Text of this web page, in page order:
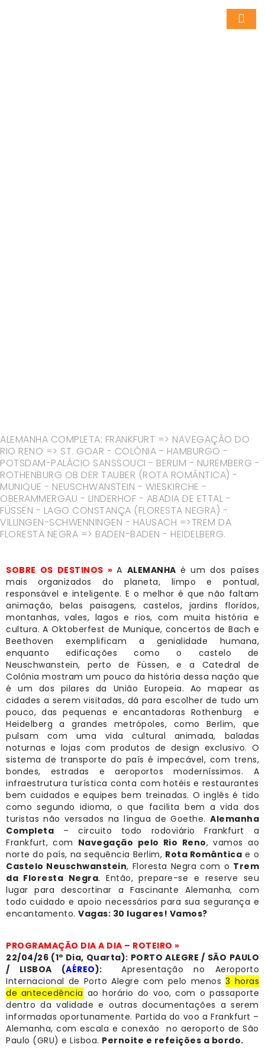
ALEMANHA COMPLETA: FRANKFURT => NAVEGAÇÃO DO
RIO RENO => ST. GOAR - COLÔNIA - HAMBURGO -
POTSDAM-PALÁCIO SANSSOUCI - BERLIM - NUREMBERG -
ROTHENBURG OB DER TAUBER (ROTA ROMÂNTICA) -
MUNIQUE - NEUSCHWANSTEIN - WIESKIRCHE -
OBERAMMERGAU - LINDERHOF - ABADIA DE ETTAL -
FÜSSEN - LAGO CONSTANÇA (FLORESTA NEGRA) -
VILLINGEN-SCHWENNINGEN - HAUSACH =>TREM DA
FLORESTA NEGRA => BADEN-BADEN - HEIDELBERG.
SOBRE OS DESTINOS » A ALEMANHA é um dos países
mais organizados do planeta, limpo e pontual,
responsável e inteligente. E o melhor é que não faltam
animação, belas paisagens, castelos, jardins floridos,
montanhas, vales, lagos e rios, com muita história e
cultura. A Oktoberfest de Munique, concertos de Bach e
Beethoven exemplificam a genialidade humana,
enquanto edificações como o castelo de
Neuschwanstein, perto de Füssen, e a Catedral de
Colônia mostram um pouco da história dessa nação que
é um dos pilares da União Europeia. Ao mapear as
cidades a serem visitadas, dá para escolher de tudo um
pouco, das pequenas e encantadoras Rothenburg e
Heidelberg a grandes metrópoles, como Berlim, que
pulsam com uma vida cultural animada, baladas
noturnas e lojas com produtos de design exclusivo. O
sistema de transporte do país é impecável, com trens,
bondes, estradas e aeroportos moderníssimos. A
infraestrutura turística conta com hotéis e restaurantes
bem cuidados e equipes bem treinadas. O inglês é tido
como segundo idioma, o que facilita bem a vida dos
turistas não versados na língua de Goethe. Alemanha
Completa – circuito todo rodoviário Frankfurt a
Frankfurt, com Navegação pelo Rio Reno, vamos ao
norte do país, na sequência Berlim, Rota Romântica e o
Castelo Neuschwanstein, Floresta Negra com o Trem
da Floresta Negra. Então, prepare-se e reserve seu
lugar para descortinar a Fascinante Alemanha, com
todo cuidado e apoio necessários para sua segurança e
encantamento. Vagas: 30 lugares! Vamos?
PROGRAMAÇÃO DIA A DIA – ROTEIRO »
22/04/26 (1º Dia, Quarta): PORTO ALEGRE / SÃO PAULO
/ LISBOA (AÉREO):Apresentação no Aeroporto
Internacional de Porto Alegre com pelo menos 3 horas
de antecedência ao horário do voo, com o passaporte
dentro da validade e outras documentações a serem
informadas oportunamente. Partida do voo a Frankfurt –
Alemanha, com escala e conexão no aeroporto de São
Paulo (GRU) e Lisboa. Pernoite e refeições a bordo.